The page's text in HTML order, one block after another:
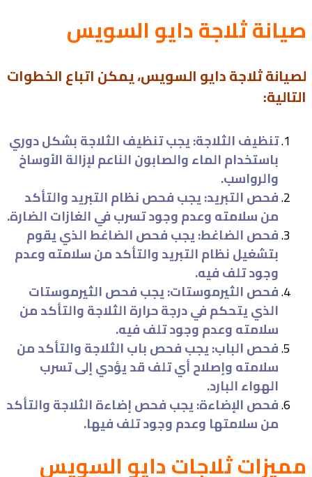
صيانة ثلاجة دايو السويس
لصيانة ثلاجة دايو السويس، يمكن اتباع الخطوات
التالية:
تنظيف الثلاجة: يجب تنظيف الثلاجة بشكل دوري
باستخدام الماء والصابون الناعم لإزالة الأوساخ
والرواسب.
فحص التبريد: يجب فحص نظام التبريد والتأكد
من سلامته وعدم وجود تسرب في الغازات الضارة.
فحص الضاغط: يجب فحص الضاغط الذي يقوم
بتشغيل نظام التبريد والتأكد من سلامته وعدم
وجود تلف فيه.
فحص الثيرموستات: يجب فحص الثيرموستات
الذي يتحكم في درجة حرارة الثلاجة والتأكد من
سلامته وعدم وجود تلف فيه.
فحص الباب: يجب فحص باب الثلاجة والتأكد من
سلامته وإصلاح أي تلف قد يؤدي إلى تسرب
الهواء البارد.
فحص الإضاءة: يجب فحص إضاءة الثلاجة والتأكد
من سلامتها وعدم وجود تلف فيها.
مميزات ثلاجات دايو السويس